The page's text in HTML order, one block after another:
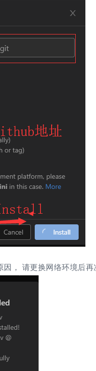
， 请更换网络环境后再